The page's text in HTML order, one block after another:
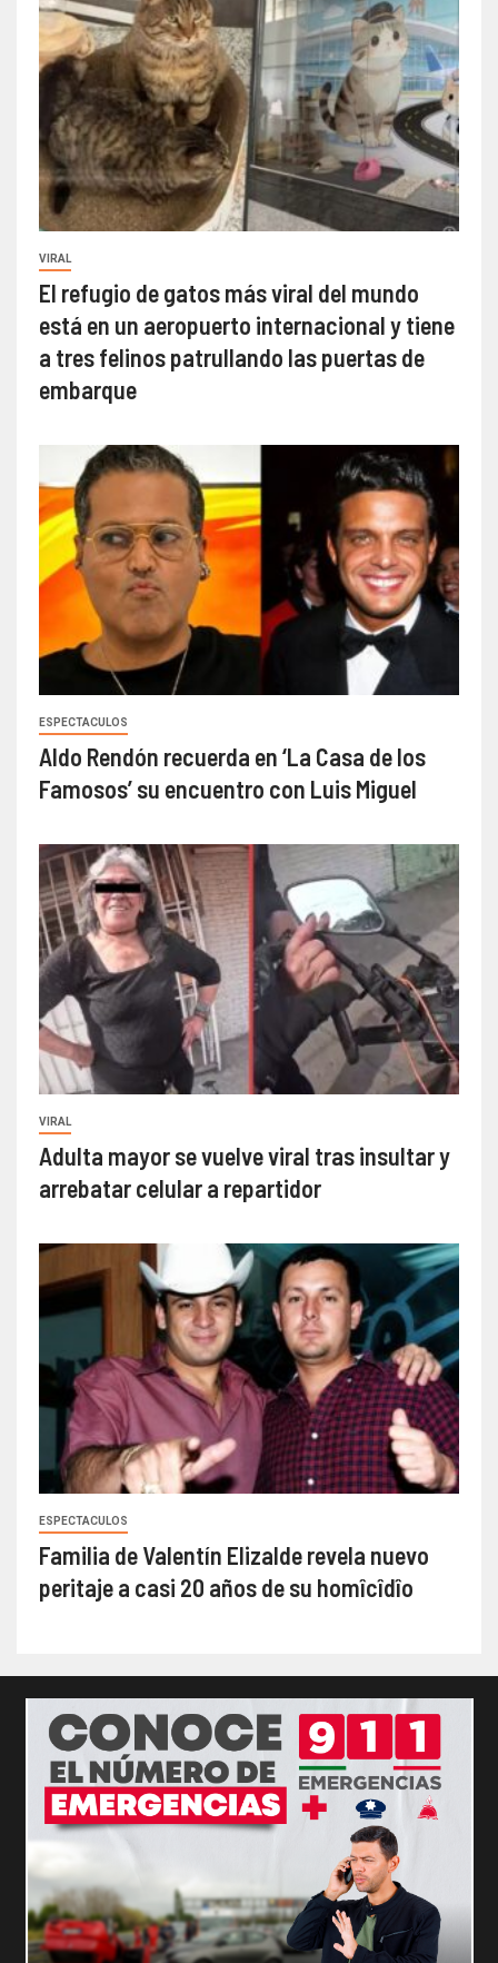
VIRAL
El refugio de gatos más viral del mundo
está en un aeropuerto internacional y tiene
a tres felinos patrullando las puertas de
embarque
ESPECTACULOS
Aldo Rendón recuerda en ‘La Casa de los
Famosos’ su encuentro con Luis Miguel
VIRAL
Adulta mayor se vuelve viral tras insultar y
arrebatar celular a repartidor
ESPECTACULOS
Familia de Valentín Elizalde revela nuevo
peritaje a casi 20 años de su homîcîdîo